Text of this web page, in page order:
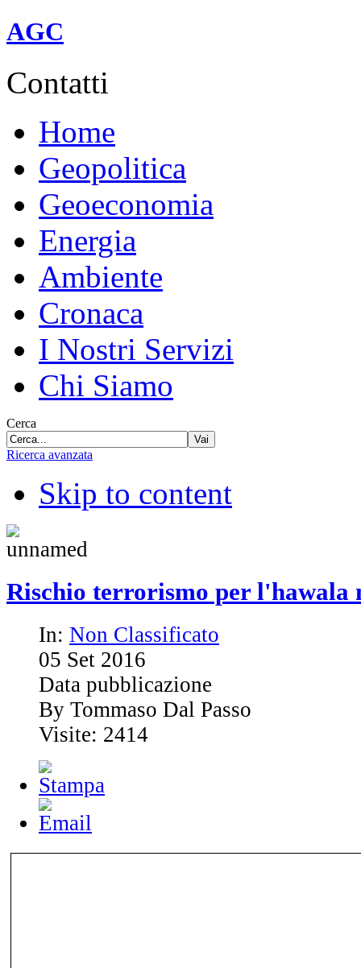
AGClinea A (rossa).
Contatti
Home
Geopolitica
Geoeconomia
Energia
Ambiente
Cronaca
I Nostri Servizi
Chi Siamo
Cerca
Vai
Ricerca avanzata
Skip to content
Rischio terrorismo per l'hawala
In: Non Classificato
05 Set 2016
Data pubblicazione
By Tommaso Dal Passo
Visite: 2414